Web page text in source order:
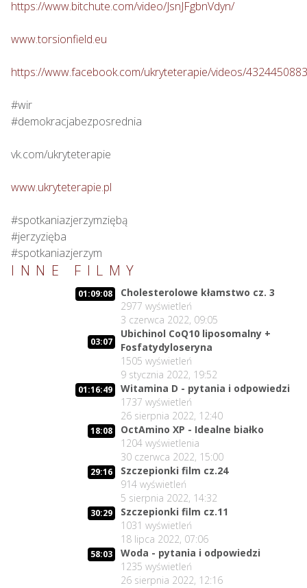
https://www.bitchute.com/video/JsnJFgbnVdyn/
www.torsionfield.eu
https://www.facebook.com/ukryteterapie/videos/
#wir
#demokracjabezposrednia
vk.com/ukryteterapie
www.ukryteterapie.pl
#spotkaniazjerzymziębą
#jerzyzięba
#spotkaniazjerzym
INNE FILMY
01:09:08
Cholesterolowe kłamstwo cz. 3
2977 wyświetleń
3 czerwca 2022, 09:05
03:07
Ubichinol CoQ10 liposomalny +
Fosfatydyloseryna
1505 wyświetleń
9 stycznia 2022, 19:52
01:16:49
Witamina D - pytania i odpowiedzi
1737 wyświetleń
26 sierpnia 2022, 12:40
18:08
OctAmino XP - Idealne białko
1204 wyświetlenia
30 czerwca 2022, 15:00
29:16
Szczepionki film cz.24
914 wyświetleń
5 sierpnia 2022, 14:32
30:29
Szczepionki film cz.11
1031 wyświetleń
18 lipca 2022, 07:06
58:03
Woda - pytania i odpowiedzi
1235 wyświetleń
26 sierpnia 2022, 12:16